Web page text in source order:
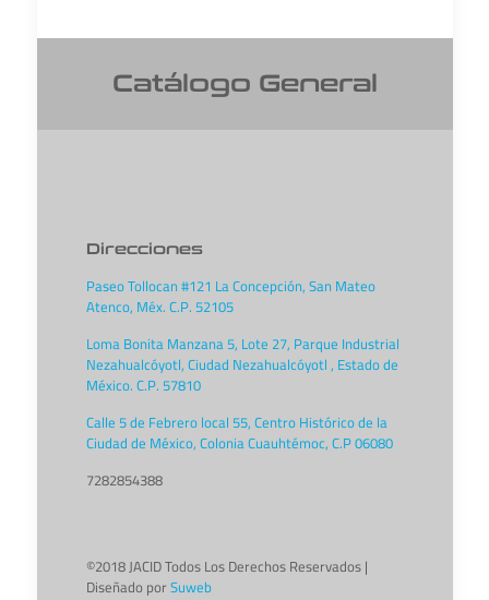
Catálogo General
Direcciones
Paseo Tollocan #121 La Concepción, San Mateo
Atenco, Méx. C.P. 52105
Loma Bonita Manzana 5, Lote 27, Parque Industrial
Nezahualcóyotl, Ciudad Nezahualcóyotl , Estado de
México. C.P. 57810
Calle 5 de Febrero local 55, Centro Histórico de la
Ciudad de México, Colonia Cuauhtémoc, C.P 06080
7282854388
©2018 JACID Todos Los Derechos Reservados |
Diseñado porSuweb